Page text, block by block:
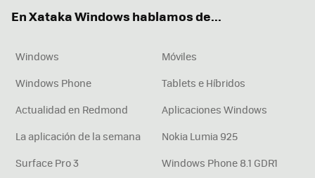
En Xataka Windows hablamos de...
Windows
Móviles
Windows Phone
Tablets e Híbridos
Actualidad en Redmond
Aplicaciones Windows
La aplicación de la semana
Nokia Lumia 925
Surface Pro 3
Windows Phone 8.1 GDR1